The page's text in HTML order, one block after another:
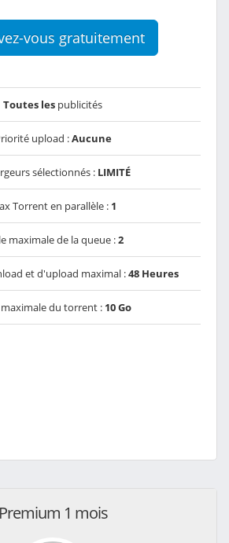
vous gratuitement
Toutes les publicités
upload :Aucune
sélectionnés : LIMITÉ
Torrent en parallèle : 1
maximale de la queue :2
et d'upload maximal :48 Heures
maximale du torrent : 10 Go
Premium 1 mois